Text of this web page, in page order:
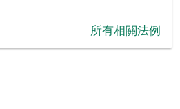
‪所有相關法例